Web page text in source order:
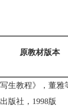
原教材版本
写生教程》，董雅
版社，1998版